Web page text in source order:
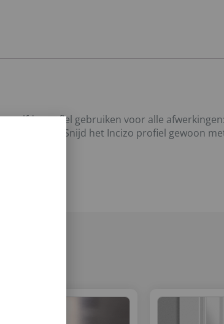
profiel gebruiken voor alle
enzovoort. Snijd het Incizo profiel gewoon